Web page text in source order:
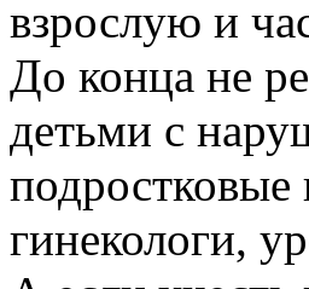
взрослую и
До конца не
детьми с
подростковые
гинекологи,